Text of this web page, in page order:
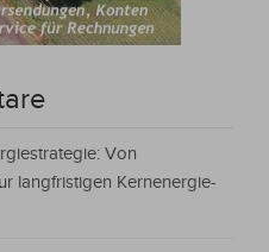
Von
langfristigen Kernenergie-